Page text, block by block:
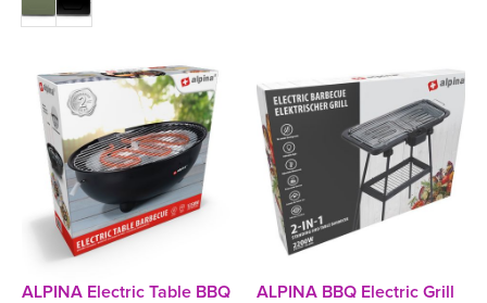
ALPINA Electric Table BBQ
ALPINA BBQ Electric Grill